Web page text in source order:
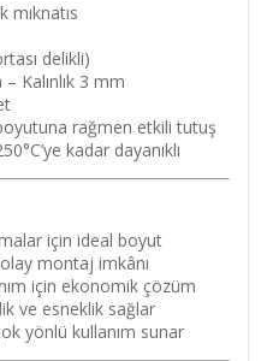
mıknatıs
delikli)
Kalınlık 3 mm
rağmen etkili tutuş
kadar dayanıklı
için ideal boyut
montaj imkânı
için ekonomik çözüm
ve esneklik sağlar
yönlü kullanım sunar